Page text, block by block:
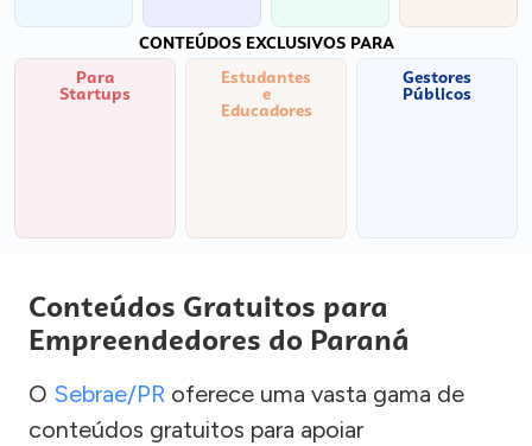
CONTEÚDOS EXCLUSIVOS PARA
Para
Startups
Estudantes
e
Educadores
Gestores
Públicos
Conteúdos Gratuitos para
Empreendedores do Paraná
O Sebrae/PR oferece uma vasta gama de
conteúdos gratuitos para apoiar